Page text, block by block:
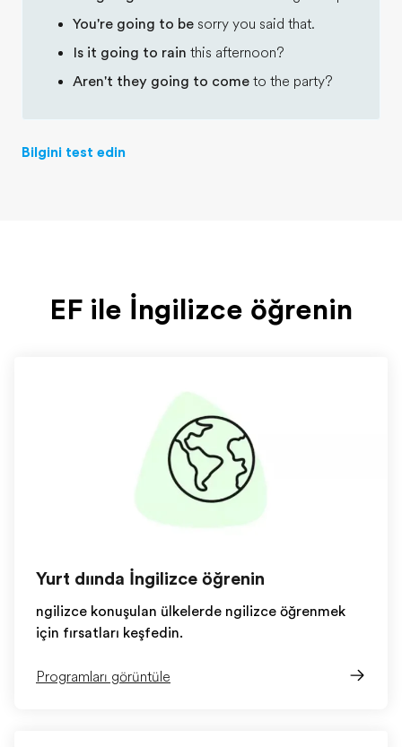
You're going to be sorry you said that.
Is it going to rain this afternoon?
Aren't they going to come to the party?
Bilgini test edin
EF ile İngilizce öğrenin
Yurt dışında İngilizce öğrenin
İngilizce konuşulan ülkelerde İngilizce öğrenmek
için fırsatları keşfedin.
Programları görüntüle